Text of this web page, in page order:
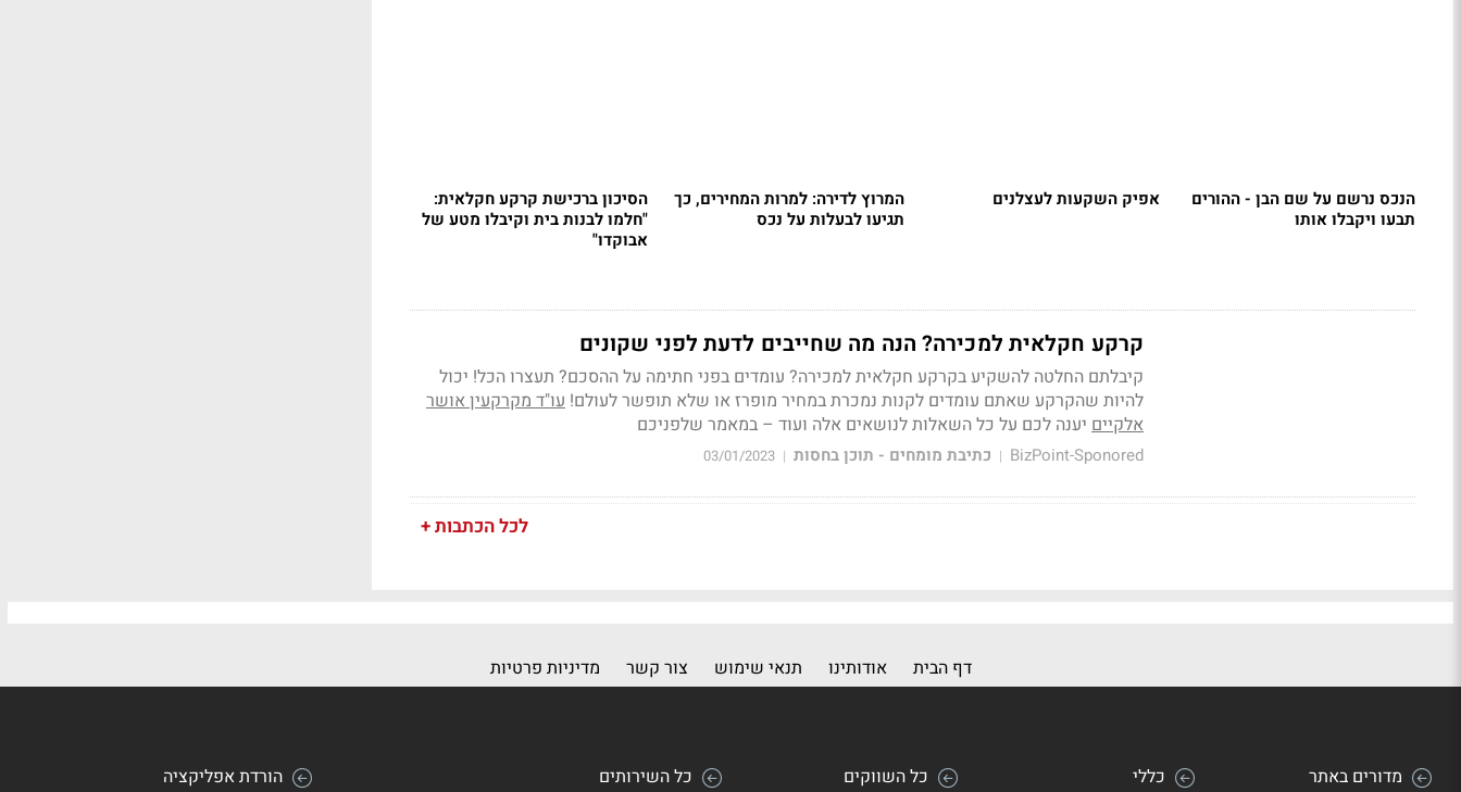
הנכס נרשם על שם הבן - ההורים
תבעו ויקבלו אותו
אפיק השקעות לעצלנים
המרוץ לדירה: למרות המחירים, כך
תגיעו לבעלות על נכס
הסיכון ברכישת קרקע חקלאית:
"חלמו לבנות בית וקיבלו מטע של
אבוקדו"
קרקע חקלאית למכירה? הנה מה שחייבים לדעת לפני שקונים
קיבלתם החלטה להשקיע בקרקע חקלאית למכירה? עומדים בפני חתימה על ההסכם? תעצרו הכל! יכול
להיות שהקרקע שאתם עומדים לקנות נמכרת במחיר מופרז או שלא תופשר לעולם! עו"ד מקרקעין אושר
אלקיים יענה לכם על כל השאלות לנושאים אלה ועוד – במאמר שלפניכם
BizPoint-Sponored
| כתיבת מומחים - תוכן בחסות |
03/01/2023
לכל הכתבות +
דף הבית אודותינו תנאי שימוש צור קשר מדיניות פרטיות
מדורים באתר כללי כל השווקים כל השירותים הורדת אפליקציה